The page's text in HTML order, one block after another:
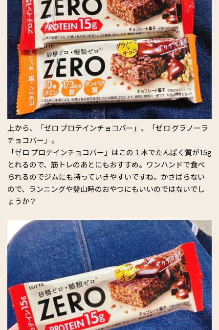
上から、「ゼロ プロテインチョコバー」、「ゼロ グラノーラ
チョコバー」。
「ゼロ プロテインチョコバー」はこの１本でたんぱく質が15g
とれるので、筋トレのあとにもおすすめ。ワンハンドで食べ
られるのでジムにも持っていきやすいですね。かさばらない
ので、ランニングや登山時のおやつにもいいのではないでし
ょうか？